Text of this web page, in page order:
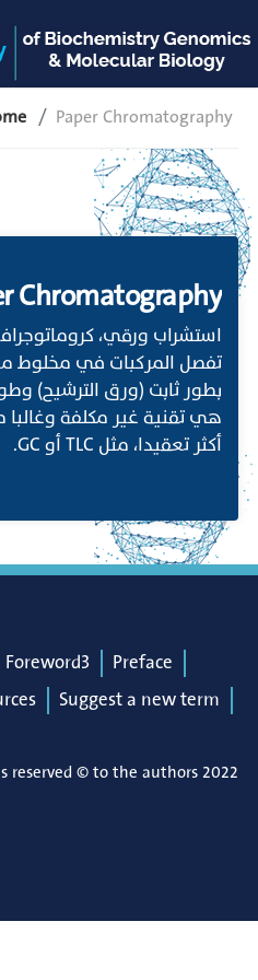
Paper Chromatography
Chromatography
استشراب ورقي،
تفصل المركبات في مخلوط
بطور ثابت (ورق الترشيح)
هي تقنية غير مكلفة
أكثر تعقيدا، مثل TLC أو GC.
Foreword3
Preface
Suggest a new term
reserved © to the authors 2022